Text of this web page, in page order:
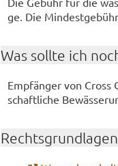
ge. Die
Was soll­te ich
Emp­fän­ger von
schaft­li­che
Rechts­grund­la­gen